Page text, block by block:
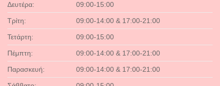
Δευτέρα: 09:00-15:00
Τρίτη: 09:00-14:00 & 17:00-21:00
Τετάρτη: 09:00-15:00
Πέμπτη: 09:00-14:00 & 17:00-21:00
Παρασκευή: 09:00-14:00 & 17:00-21:00